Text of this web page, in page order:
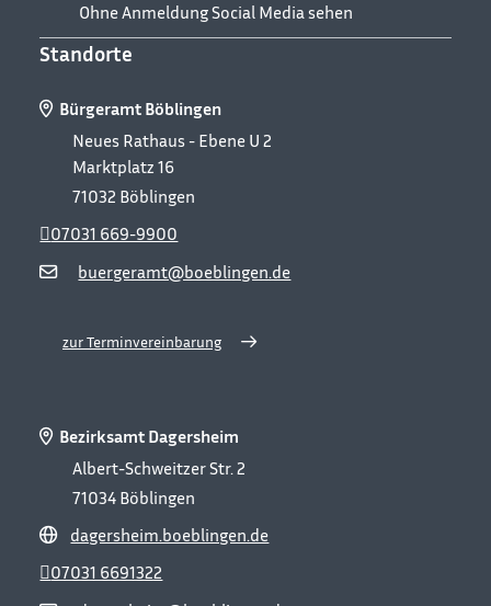
Ohne Anmeldung Social Media sehen
Standorte
Bürgeramt Böblingen
Neues Rathaus - Ebene U 2
Marktplatz 16
71032 Böblingen
buergeramt@boeblingen.de
07031 669-9900
zur Terminvereinbarung
Bezirksamt Dagersheim
Albert-Schweitzer Str. 2
71034 Böblingen
dagersheim.boeblingen.de
07031 6691322